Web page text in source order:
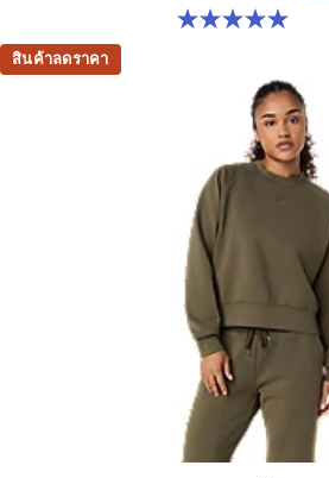
5.0 จาก 5 ดาว 2 รีวิว
สินค้าลดราคา